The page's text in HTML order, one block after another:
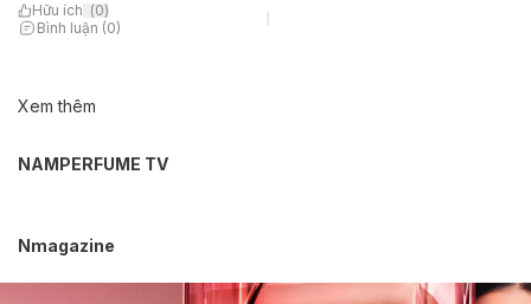
Hữu ích (0)
Bình luận (0)
Xem thêm
NAMPERFUME TV
Nmagazine